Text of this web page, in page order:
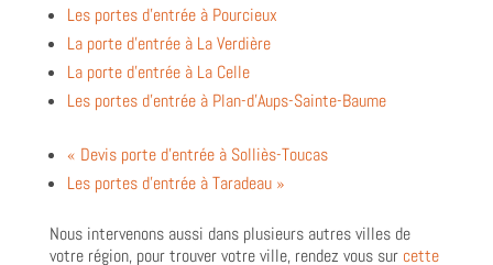
Les portes d’entrée à Pourcieux
La porte d’entrée à La Verdière
La porte d’entrée à La Celle
Les portes d’entrée à Plan-d’Aups-Sainte-Baume
« Devis porte d’entrée à Solliès-Toucas
Les portes d’entrée à Taradeau »
Nous intervenons aussi dans plusieurs autres villes de
votre région, pour trouver votre ville, rendez vous sur cette